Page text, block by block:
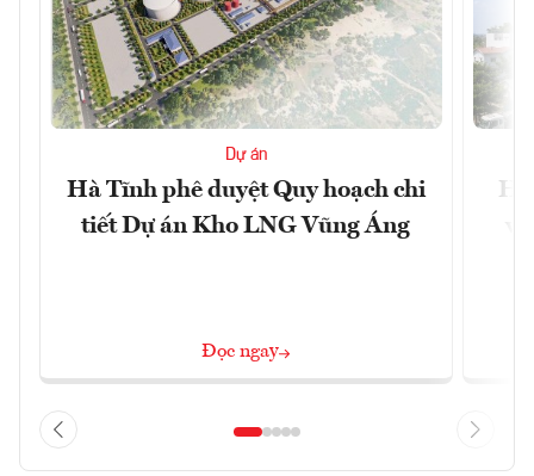
Dự án
Hà Tĩnh phê duyệt Quy hoạch chi
tiết Dự án Kho LNG Vũng Áng
Đọc ngay